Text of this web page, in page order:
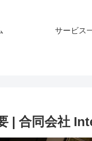
サービス
| 合同会社